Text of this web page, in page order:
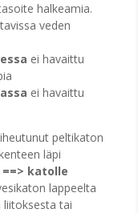
halkeamia.
veden
ei havaittu
ei havaittu
peltikaton
läpi
==> katolle
lappeelta
liitoksesta tai